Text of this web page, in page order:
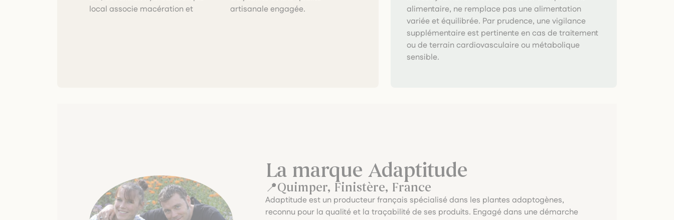
local associe macération et
artisanale engagée.
alimentaire, ne remplace pas une alimentation
variée et équilibrée. Par prudence, une vigilance
supplémentaire est pertinente en cas de traitement
ou de terrain cardiovasculaire ou métabolique
sensible.
La marque Adaptitude
Quimper, Finistère, France
Adaptitude est un producteur français spécialisé dans les plantes adaptogènes,
reconnu pour la qualité et la traçabilité de ses produits. Engagé dans une démarche